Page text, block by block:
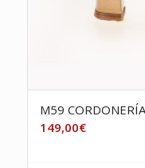
M59 CORDONERÍA
149,00€